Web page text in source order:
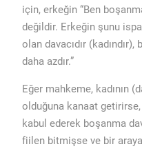
için, erkeğin “Ben
değildir. Erkeğin şunu
olan davacıdır
daha azdır.”
Eğer mahkeme, kadının
olduğuna kanaat getirirse,
kabul ederek boşanma
fiilen bitmişse ve bir